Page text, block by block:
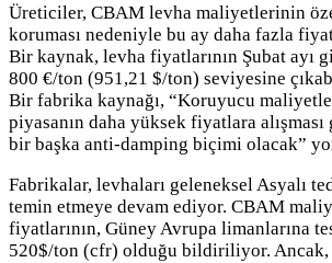
Üreticiler, CBAM levha maliyetlerinin
koruması nedeniyle bu ay daha fazla
Bir kaynak, levha fiyatlarının Şubat ayı
800 €/ton (951,21 $/ton) seviyesine
Bir fabrika kaynağı, “Koruyucu
piyasanın daha yüksek fiyatlara
bir başka anti-damping biçimi olacak”
Fabrikalar, levhaları geleneksel Asyalı
temin etmeye devam ediyor. CBAM
fiyatlarının, Güney Avrupa limanlarına
520$/ton (cfr) olduğu bildiriliyor. Ancak,